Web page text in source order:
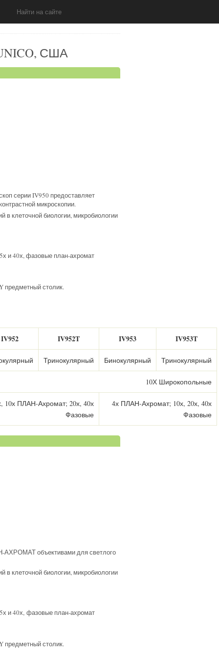
США
серии IV950 предоставляет
микроскопии.
клеточной биологии, микробиологии
и 40х, фазовые план-ахромат
предметный столик.
IV952 IV952T IV953 IV953T
Тринокулярный Бинокулярный Тринокулярный
10Х Широкопольные
10х ПЛАН-Ахромат; 20х, 40х
Фазовые
4х ПЛАН-Ахромат; 10х, 20х, 40х
Фазовые
АХРОМАТ объективами для светлого
клеточной биологии, микробиологии
и 40х, фазовые план-ахромат
предметный столик.